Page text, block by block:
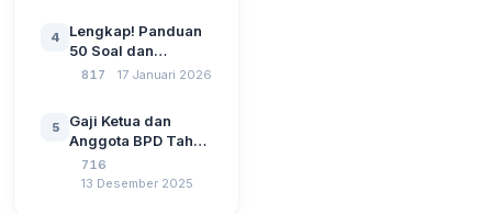
Kebangsaan, dan
Komputer Beserta
Jawaban Paling
4
Lengkap! Panduan
50 Soal dan
Jawaban Tes
Berdasarkan UU No
3 Tahun 2024
817 17 Januari 2026
5
Gaji Ketua dan
Anggota BPD Tahun
2026, Berapa
Besarannya? Ada
716
13 Desember 2025